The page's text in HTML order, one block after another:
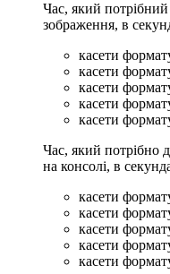
Час, який
зображення, в
касети
касети
касети
касети
касети
Час, який потрібно
на консолі, в
касети
касети
касети
касети
касети